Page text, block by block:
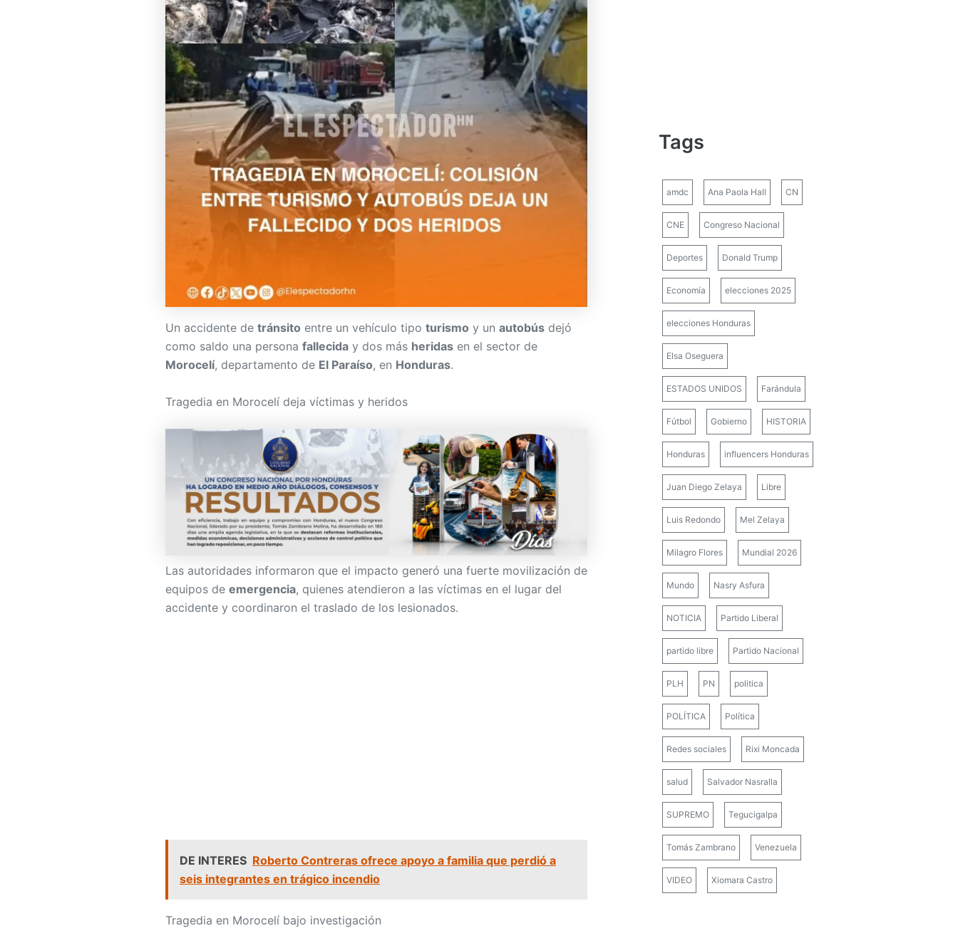
Un accidente de tránsito entre un vehículo tipo turismo y un autobús dejó
como saldo una persona fallecida y dos más heridas en el sector de
Morocelí, departamento de El Paraíso, en Honduras.
Tragedia en Morocelí deja víctimas y heridos
Las autoridades informaron que el impacto generó una fuerte movilización de
equipos de emergencia, quienes atendieron a las víctimas en el lugar del
accidente y coordinaron el traslado de los lesionados.
DE INTERES Roberto Contreras ofrece apoyo a familia que perdió a
seis integrantes en trágico incendio
Tragedia en Morocelí bajo investigación
Tags
amdc Ana Paola Hall CN
CNE Congreso Nacional
Deportes Donald Trump
Economía elecciones 2025
elecciones Honduras
Elsa Oseguera
ESTADOS UNIDOS Farándula
Fútbol Gobierno HISTORIA
Honduras influencers Honduras
Juan Diego Zelaya Libre
Luis Redondo Mel Zelaya
Milagro Flores Mundial 2026
Mundo Nasry Asfura
NOTICIA Partido Liberal
partido libre Partido Nacional
PLH PN politica
POLÍTICA Política
Redes sociales Rixi Moncada
salud Salvador Nasralla
SUPREMO Tegucigalpa
Tomás Zambrano Venezuela
VIDEO Xiomara Castro